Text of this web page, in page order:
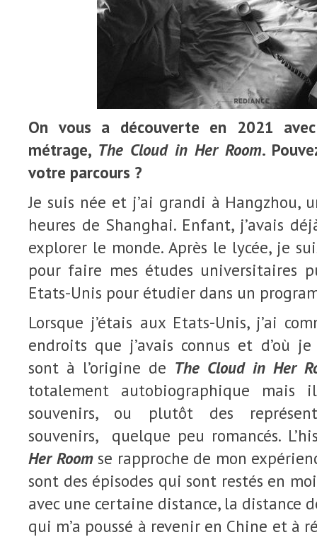
On vous a découverte en 2021
métrage, The Cloud in Her Room.
votre parcours ?
Je suis née et j’ai grandi à
heures de Shanghai. Enfant, j’avais
explorer le monde. Après le lycée, je
pour faire mes études universitaires
Etats-Unis pour étudier dans un
Lorsque j’étais aux Etats-Unis, j’ai
endroits que j’avais connus et d’où je
sont à l’origine de The Cloud in Her
totalement autobiographique mais
souvenirs, ou plutôt des
souvenirs, quelque peu romancés.
Her Roomse rapproche de mon
sont des épisodes qui sont restés en
avec une certaine distance, la distance
qui m’a poussé à revenir en Chine et à